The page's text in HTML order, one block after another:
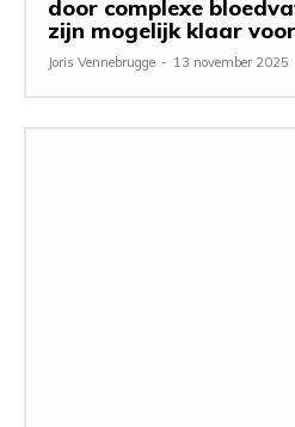
door complexe
zijn mogelijk klaar
Joris Vennebrugge - 13 november 2025